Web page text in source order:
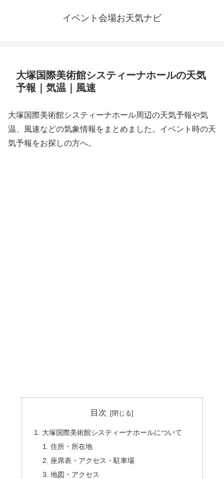
イベント会場お天気ナビ
大塚国際美術館システィーナホールの天気
予報｜気温｜風速
大塚国際美術館システィーナホール周辺の天気予報や気
温、風速などの気象情報をまとめました。イベント時の天
気予報をお探しの方へ。
目次
大塚国際美術館システィーナホールについて
住所・所在地
座席表・アクセス・駐車場
地図・アクセス